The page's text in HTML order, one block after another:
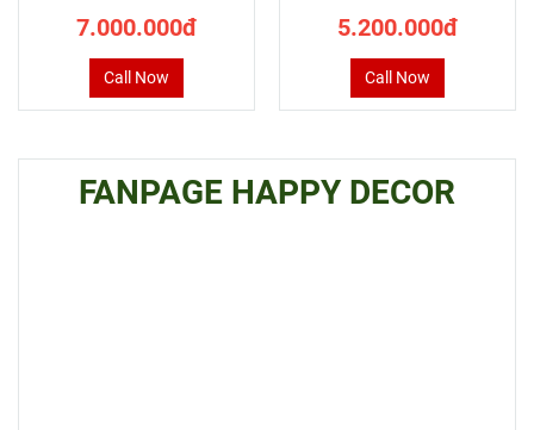
7.000.000đ
Call Now
5.200.000đ
Call Now
FANPAGE HAPPY DECOR